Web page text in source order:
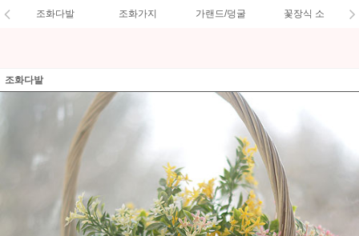
조화다발 조화가지 가랜드/덩굴 꽃장식 소
조화다발